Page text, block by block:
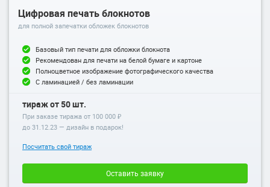
Цифровая печать блокнотов
для полной запечатки обложек блокнотов
Базовый тип печати для обложки блокнота
Рекомендован для печати на белой бумаге и картоне
Полноцветное изображение фотографического качества
С ламинацией / без ламинации
тираж от 50 шт.
При заказе тиража от 100 000 ₽
до 31.12.23 — дизайн в подарок!
Посчитать свой тираж
Оставить заявку